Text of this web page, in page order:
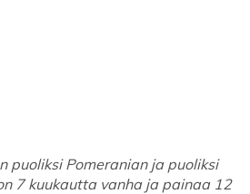
puoliksi Pomeranian ja puoliksi
7 kuukautta vanha ja painaa 12